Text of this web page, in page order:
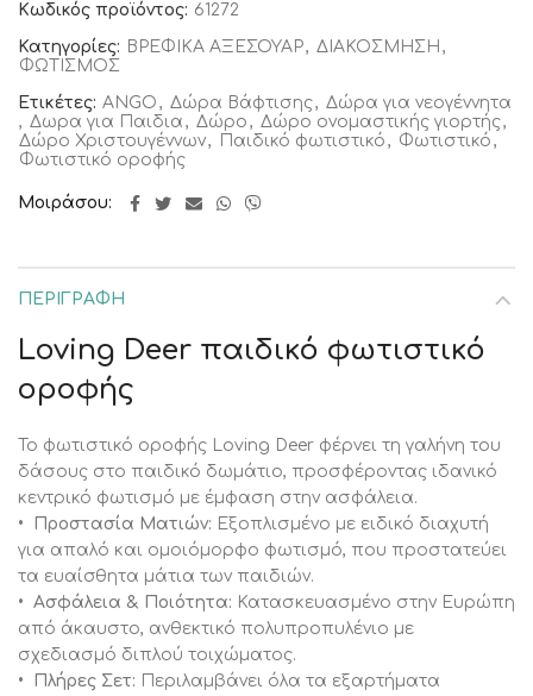
Κωδικός προϊόντος: 61272
Κατηγορίες: ΒΡΕΦΙΚΑ ΑΞΕΣΟΥΑΡ, ΔΙΑΚΟΣΜΗΣΗ ,
ΦΩΤΙΣΜΟΣ
Ετικέτες: ANGO , Δώρα Βάφτισης, Δώρα για νεογέννητα
, Δωρα για Παιδια , Δώρο , Δώρο ονομαστικής γιορτής,
Δώρο Χριστουγέννων, Παιδικό φωτιστικό , Φωτιστικό ,
Φωτιστικό οροφής
Μοιράσου
ΠΕΡΙΓΡΑΦΉ
Loving Deer παιδικό φωτιστικό
οροφής
Το φωτιστικό οροφής Loving Deer φέρνει τη γαλήνη του
δάσους στο παιδικό δωμάτιο, προσφέροντας ιδανικό
κεντρικό φωτισμό με έμφαση στην ασφάλεια.
• Προστασία Ματιών: Εξοπλισμένο με ειδικό διαχυτή
για απαλό και ομοιόμορφο φωτισμό, που προστατεύει
τα ευαίσθητα μάτια των παιδιών.
• Ασφάλεια & Ποιότητα: Κατασκευασμένο στην Ευρώπη
από άκαυστο, ανθεκτικό πολυπροπυλένιο με
σχεδιασμό διπλού τοιχώματος.
• Πλήρες Σετ: Περιλαμβάνει όλα τα εξαρτήματα